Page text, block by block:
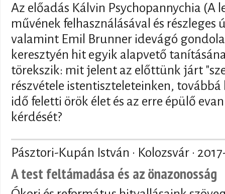
Az előadás Kálvin Psychopannychia (A
művének felhasználásával és részleges
valamint Emil Brunner idevágó
keresztyén hit egyik alapvető
törekszik: mit jelent az előttünk járt
részvétele istentiszteleteinken,
idő feletti örök élet és az erre épülő
kérdését?
Pásztori-Kupán István · Kolozsvár ·
A test feltámadása és az önazonosság